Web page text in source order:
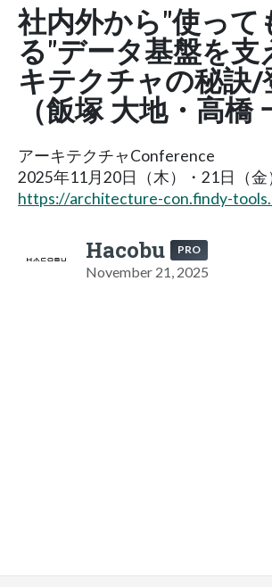
社内外から"使って
る"データ基盤を支
キテクチャの秘訣/
（飯塚 大地・高橋
アーキテクチャConference
2025年11月20日（木）・21日（金
https://architecture-con.findy-
Hacobu PRO
November 21, 2025